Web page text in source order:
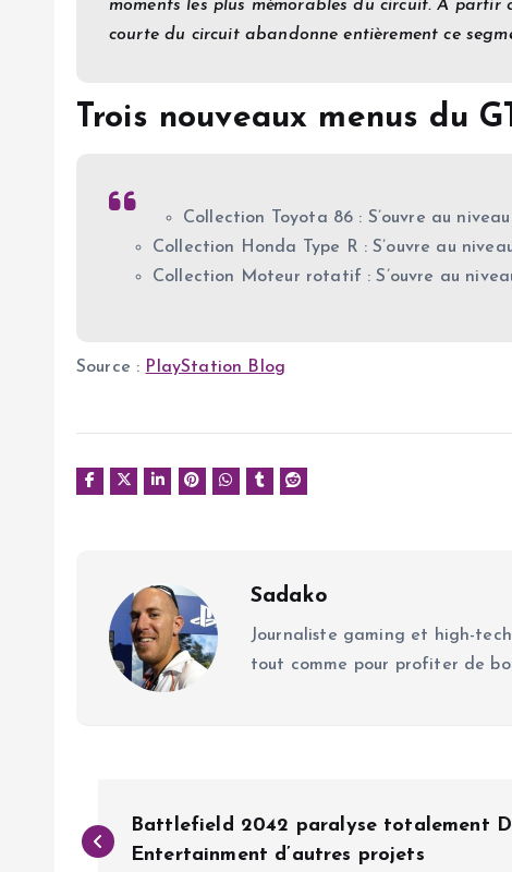
moments les plus mémorables du circuit. À partir
courte du circuit abandonne entièrement ce
Trois nouveaux menus du
Collection Toyota 86 : S’ouvre au
Collection Honda Type R : S’ouvre au
Collection Moteur rotatif : S’ouvre au
Source : PlayStation Blog
Sadako
Journaliste gaming et high-
tout comme pour profiter de
Battlefield 2042 paralyse totalement
Entertainment d’autres projets